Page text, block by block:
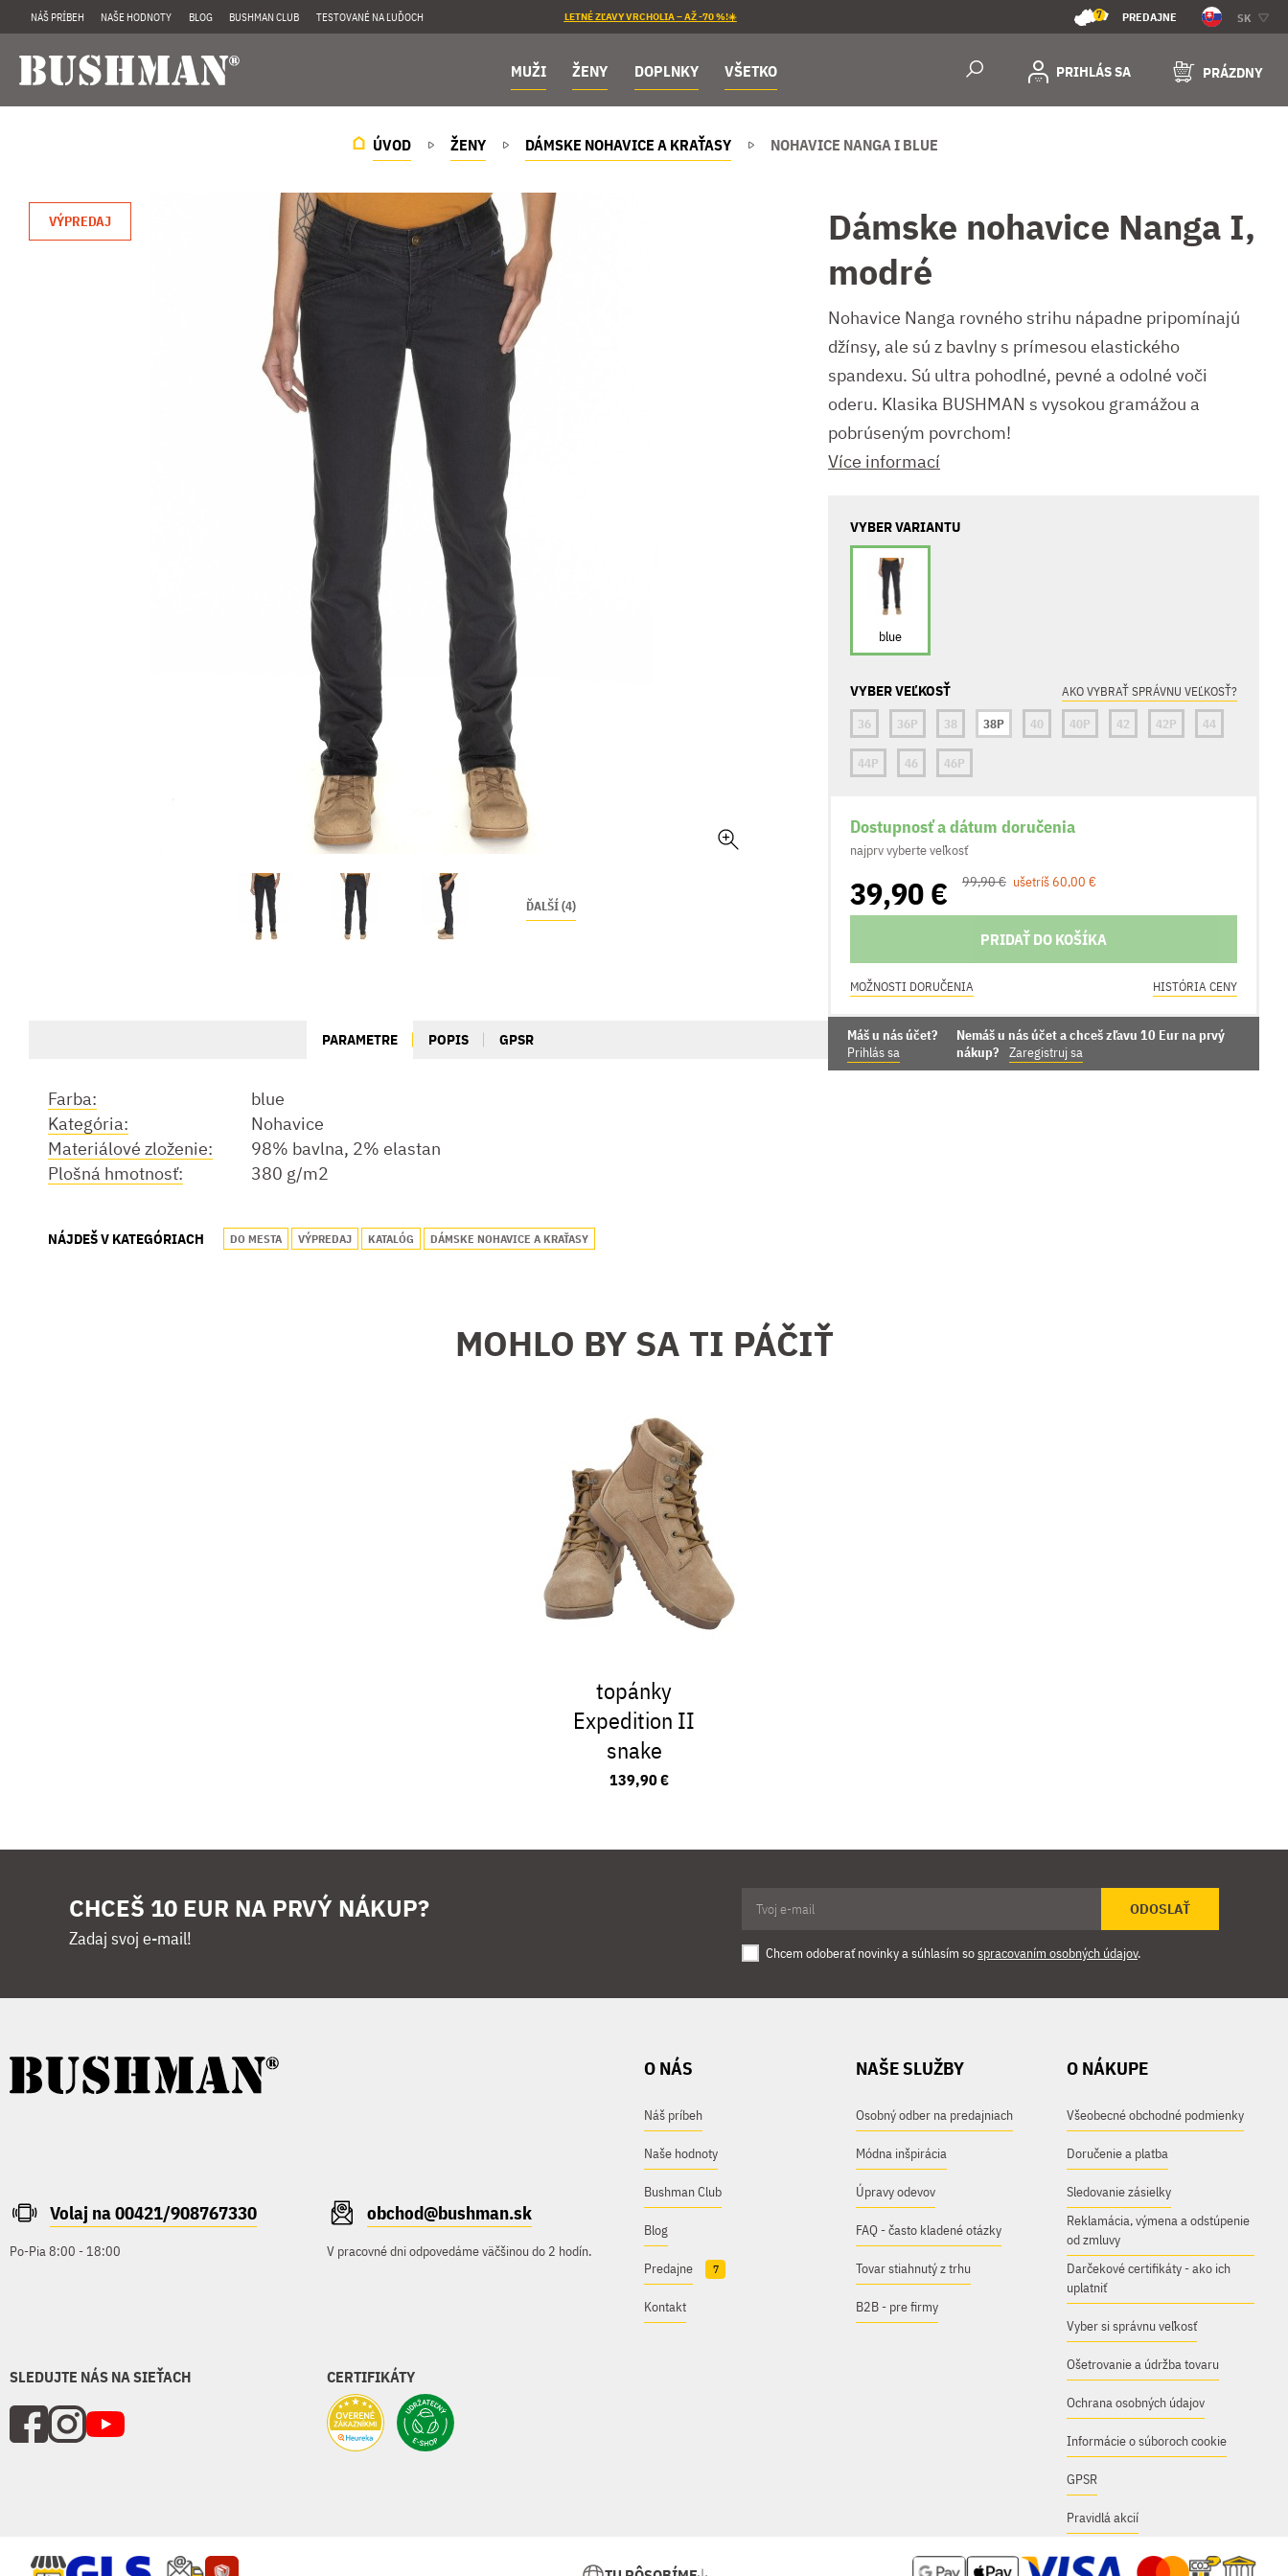
NÁŠ PRÍBEH NAŠE HODNOTY BLOG BUSHMAN CLUB TESTOVANÉ NA ĽUĎOCH LETNÉ ZĽAVY VRCHOLIA – AŽ -70 %!☀️ 7 PREDAJNE SK
MUŽI ŽENY DOPLNKY VŠETKO PRIHLÁS SA PRÁZDNY
ÚVOD ŽENY DÁMSKE NOHAVICE A KRAŤASY NOHAVICE NANGA I BLUE
VÝPREDAJ
ĎALŠÍ (4)
Dámske nohavice Nanga I,
modré
Nohavice Nanga rovného strihu nápadne pripomínajú
džínsy, ale sú z bavlny s prímesou elastického
spandexu. Sú ultra pohodlné, pevné a odolné voči
oderu. Klasika BUSHMAN s vysokou gramážou a
pobrúseným povrchom!
Více informací
VYBER VARIANTU
blue
VYBER VEĽKOSŤ
AKO VYBRAŤ SPRÁVNU VEĽKOSŤ?
36
36P 38 38P 40 40P 42 42P 44
44P 46 46P
Dostupnosť a dátum doručenia
najprv vyberte veľkosť
39,90 € 99,90 € ušetríš 60,00 €
PRIDAŤ DO KOŠÍKA
MOŽNOSTI DORUČENIA HISTÓRIA CENY
Máš u nás účet?
Prihlás sa
Nemáš u nás účet a chceš zľavu 10 Eur na prvý
nákup?
Zaregistruj sa
PARAMETRE POPIS GPSR
Farba:
blue
Kategória:
Nohavice
Materiálové zloženie:
98% bavlna, 2% elastan
Plošná hmotnosť:
380 g/m2
NÁJDEŠ V KATEGÓRIACH DO MESTA VÝPREDAJ KATALÓG DÁMSKE NOHAVICE A KRAŤASY
MOHLO BY SA TI PÁČIŤ
topánky
Expedition II
snake
139,90 €
CHCEŠ 10 EUR NA PRVÝ NÁKUP?
Zadaj svoj e-mail!
ODOSLAŤ
Chcem odoberať novinky a súhlasím sospracovaním osobných údajov.
Volaj na 00421/908767330
Po-Pia 8:00 - 18:00
obchod@bushman.sk
V pracovné dni odpovedáme väčšinou do 2 hodín.
SLEDUJTE NÁS NA SIEŤACH CERTIFIKÁTY
O NÁS
Náš príbeh
Naše hodnoty
Bushman Club
Blog
Predajne 7
Kontakt
NAŠE SLUŽBY
Osobný odber na predajniach
Módna inšpirácia
Úpravy odevov
FAQ - často kladené otázky
Tovar stiahnutý z trhu
B2B - pre firmy
O NÁKUPE
Všeobecné obchodné podmienky
Doručenie a platba
Sledovanie zásielky
Reklamácia, výmena a odstúpenie
od zmluvy
Darčekové certifikáty - ako ich
uplatniť
Vyber si správnu veľkosť
Ošetrovanie a údržba tovaru
Ochrana osobných údajov
Informácie o súboroch cookie
GPSR
Pravidlá akcií